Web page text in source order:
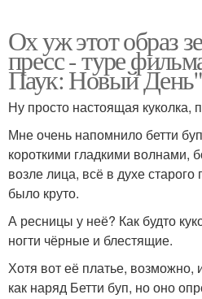
Ох уж этот образ
пресс - туре
Паук: Новый
Ну просто настоящая куколка,
Мне очень напомнило бетти
короткими гладкими волнами,
возле лица, всё в духе старого
было круто.
А ресницы у неё? Как будто
ногти чёрные и блестящие.
Хотя вот её платье, возможно,
как наряд Бетти буп, но оно